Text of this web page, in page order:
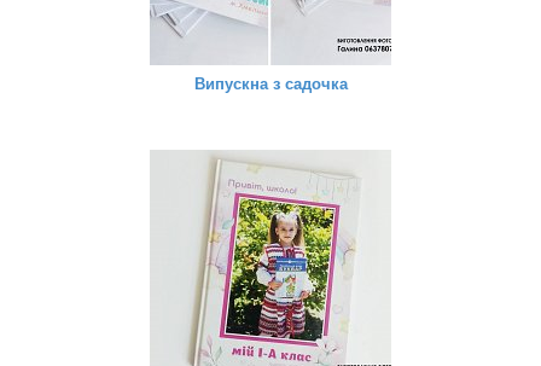
Випускна з садочка